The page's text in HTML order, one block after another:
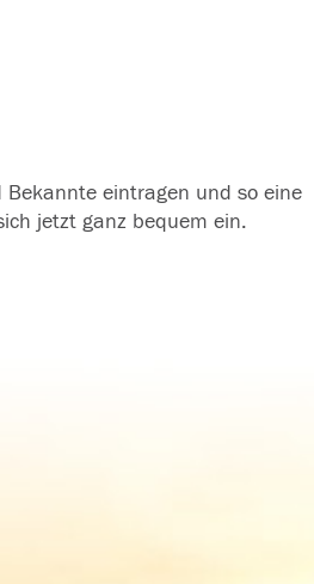
eintragen und so eine
jetzt ganz bequem ein.